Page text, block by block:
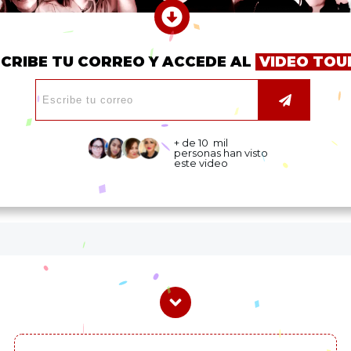
TU CORREO Y ACCEDE AL VIDEO
+ de 10 mil
personas han visto
este video